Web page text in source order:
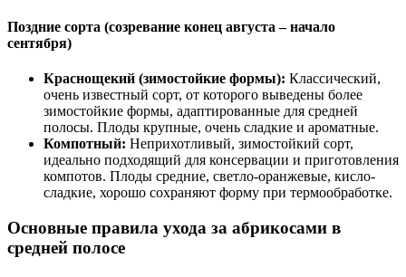
Поздние сорта (созревание конец августа – начало
сентября)
Краснощекий (зимостойкие формы): Классический,
очень известный сорт, от которого выведены более
зимостойкие формы, адаптированные для средней
полосы. Плоды крупные, очень сладкие и ароматные.
Компотный: Неприхотливый, зимостойкий сорт,
идеально подходящий для консервации и приготовления
компотов. Плоды средние, светло-оранжевые, кисло-
сладкие, хорошо сохраняют форму при термообработке.
Основные правила ухода за абрикосами в
средней полосе